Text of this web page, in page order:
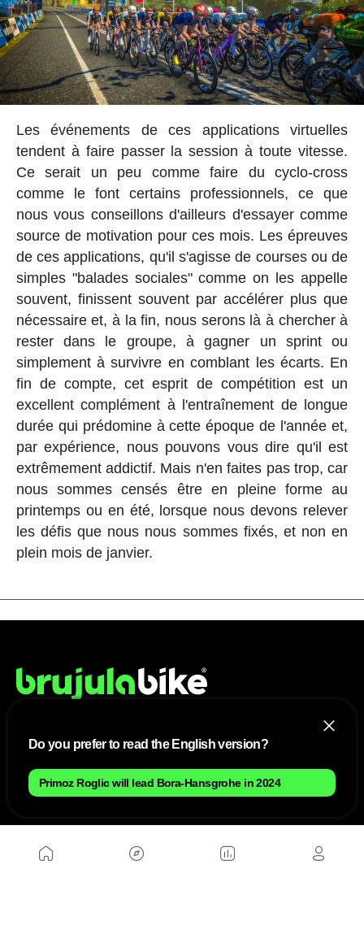
Les événements de ces applications virtuelles
tendent à faire passer la session à toute vitesse.
Ce serait un peu comme faire du cyclo-cross
comme le font certains professionnels, ce que
nous vous conseillons d'ailleurs d'essayer comme
source de motivation pour ces mois. Les épreuves
de ces applications, qu'il s'agisse de courses ou de
simples "balades sociales" comme on les appelle
souvent, finissent souvent par accélérer plus que
nécessaire et, à la fin, nous serons là à chercher à
rester dans le groupe, à gagner un sprint ou
simplement à survivre en comblant les écarts. En
fin de compte, cet esprit de compétition est un
excellent complément à l'entraînement de longue
durée qui prédomine à cette époque de l'année et,
par expérience, nous pouvons vous dire qu'il est
extrêmement addictif. Mais n'en faites pas trop, car
nous sommes censés être en pleine forme au
printemps ou en été, lorsque nous devons relever
les défis que nous nous sommes fixés, et non en
plein mois de janvier.
NOUS
Plan du site
Contact
Do you prefer to read the English version?
Primoz Roglic will lead Bora-Hansgrohe in 2024